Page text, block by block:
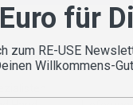
für
zum RE-USE
Willkommens-